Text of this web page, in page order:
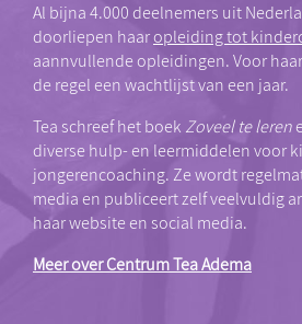
Al bijna 4.000 deelnemers uit
doorliepen haaropleiding tot
aannvullende opleidingen. Voor
de regel een wachtlijst van een jaar.
Tea schreef het boek Zoveel te leren
diverse hulp- en leermiddelen voor
jongerencoaching. Ze wordt
media en publiceert zelf veelvuldig
haar website en social media.
Meer over Centrum Tea Adema